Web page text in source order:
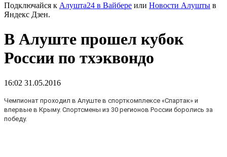
Подключайся к Алушта24 в Вайбере или Новости Алушты в
Яндекс Дзен.
В Алуште прошел кубок
России по тхэквондо
16:02 31.05.2016
Чемпионат проходил в Алуште в спорткомплексе «Спартак» и
впервые в Крыму. Спортсмены из 30 регионов России боролись за
победу.